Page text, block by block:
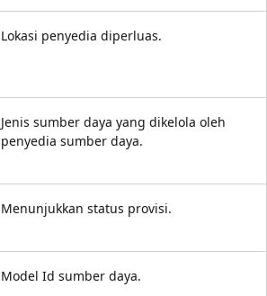
Lokasi penyedia diperluas.
Jenis sumber daya yang dikelola oleh
penyedia sumber daya.
Menunjukkan status provisi.
Model Id sumber daya.